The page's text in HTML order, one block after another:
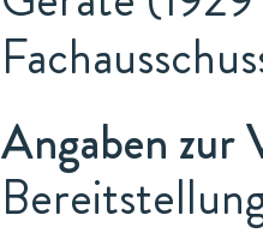
Angaben zur